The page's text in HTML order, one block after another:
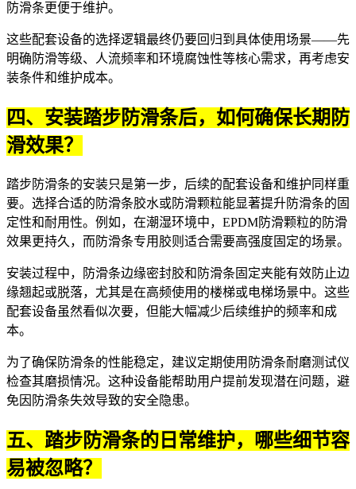
防滑条更便于维护。
这些配套设备的选择逻辑最终仍要回归到具体使用场景——先
明确防滑等级、人流频率和环境腐蚀性等核心需求，再考虑安
装条件和维护成本。
四、安装踏步防滑条后，如何确保长期防
滑效果？
踏步防滑条的安装只是第一步，后续的配套设备和维护同样重
要。选择合适的 防滑条胶水或防滑颗粒能显著提升防滑条的固
定性和耐用性。例如，在潮湿环境中， EPDM防滑颗粒的防滑
效果更持久，而 防滑条专用胶则适合需要高强度固定的场景。
安装过程中， 防滑条边缘密封胶和 防滑条固定夹能有效防止边
缘翘起或脱落，尤其是在高频使用的楼梯或电梯场景中。这些
配套设备虽然看似次要，但能大幅减少后续维护的频率和成
本。
为了确保防滑条的性能稳定，建议定期使用防滑条耐磨测试仪
检查其磨损情况。这种设备能帮助用户提前发现潜在问题，避
免因防滑条失效导致的安全隐患。
五、踏步防滑条的日常维护，哪些细节容
易被忽略？